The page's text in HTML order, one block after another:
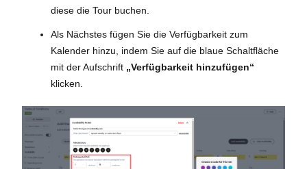
diese die Tour buchen.
Als Nächstes fügen Sie die Verfügbarkeit zum
Kalender hinzu, indem Sie auf die blaue Schaltfläche
mit der Aufschrift „Verfügbarkeit hinzufügen“
klicken.